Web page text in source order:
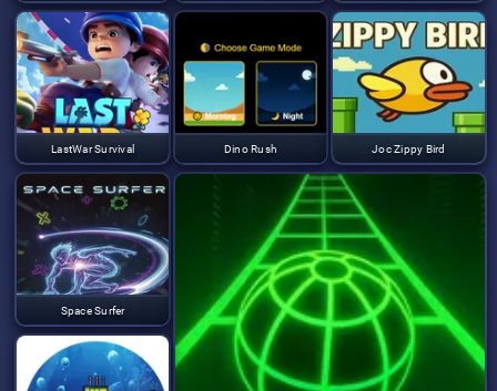
LastWar Survival Dino Rush Joc Zippy Bird
Space Surfer